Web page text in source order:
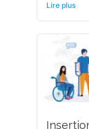
Lire plus